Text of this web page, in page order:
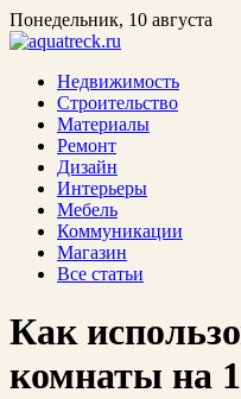
Понедельник, 10 августа
Недвижимость
Строительство
Материалы
Ремонт
Дизайн
Интерьеры
Мебель
Коммуникации
Магазин
Все статьи
Как
комнаты на